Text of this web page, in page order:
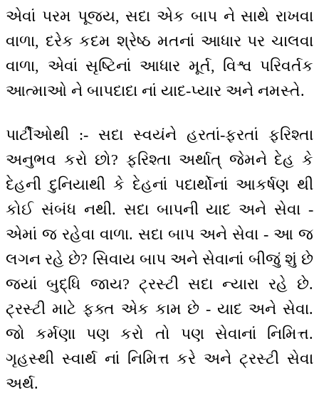
એવાં પરમ પૂજ્ય, સદા એક બાપ ને સાથે રાખવા
વાળા, દરેક કદમ શ્રેષ્ઠ મતનાં આધાર પર ચાલવા
વાળા, એવાં સૃષ્ટિનાં આધાર મૂર્ત, વિશ્વ પરિવર્તક
આત્માઓ ને બાપદાદા નાં યાદ-પ્યાર અને નમસ્તે.
પાર્ટીઓથી :- સદા સ્વયંને હરતાં-ફરતાં ફરિશ્તા
અનુભવ કરો છો? ફરિશ્તા અર્થાત્ જેમને દેહ કે
દેહની દુનિયાથી કે દેહનાં પદાર્થોનાં આકર્ષણ થી
કોઈ સંબંધ નથી. સદા બાપની યાદ અને સેવા -
એમાં જ રહેવા વાળા. સદા બાપ અને સેવા - આ જ
લગન રહે છે? સિવાય બાપ અને સેવાનાં બીજું શું છે
જ્યાં બુદ્ધિ જાય? ટ્રસ્ટી સદા ન્યારા રહે છે.
ટ્રસ્ટી માટે ફક્ત એક કામ છે - યાદ અને સેવા.
જો કર્મણા પણ કરો તો પણ સેવાનાં નિમિત્ત.
ગૃહસ્થી સ્વાર્થ નાં નિમિત્ત કરે અને ટ્રસ્ટી સેવા
અર્થ.